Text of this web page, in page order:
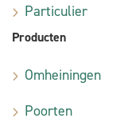
Particulier
Producten
Omheiningen
Poorten